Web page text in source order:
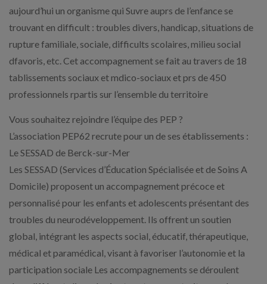
aujourd’hui un organisme qui Suvre auprs de l’enfance se
trouvant en difficult : troubles divers, handicap, situations de
rupture familiale, sociale, difficults scolaires, milieu social
dfavoris, etc. Cet accompagnement se fait au travers de 18
tablissements sociaux et mdico-sociaux et prs de 450
professionnels rpartis sur l’ensemble du territoire
Vous souhaitez rejoindre l’équipe des PEP ?
L’association PEP62 recrute pour un de ses établissements :
Le SESSAD de Berck-sur-Mer
Les SESSAD (Services d’Éducation Spécialisée et de Soins A
Domicile) proposent un accompagnement précoce et
personnalisé pour les enfants et adolescents présentant des
troubles du neurodéveloppement. Ils offrent un soutien
global, intégrant les aspects social, éducatif, thérapeutique,
médical et paramédical, visant à favoriser l’autonomie et la
participation sociale Les accompagnements se déroulent